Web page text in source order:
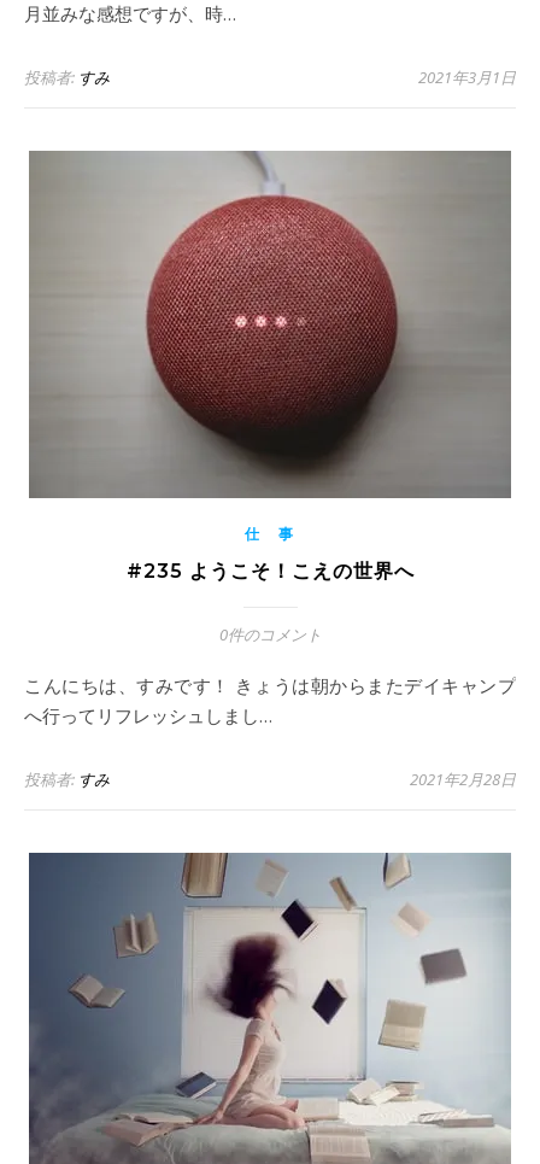
月並みな感想ですが、時…
投稿者: すみ 2021年3月1日
仕 事
#235 ようこそ！こえの世界へ
0件のコメント
こんにちは、すみです！ きょうは朝からまたデイキャンプ
へ行ってリフレッシュしまし…
投稿者: すみ 2021年2月28日